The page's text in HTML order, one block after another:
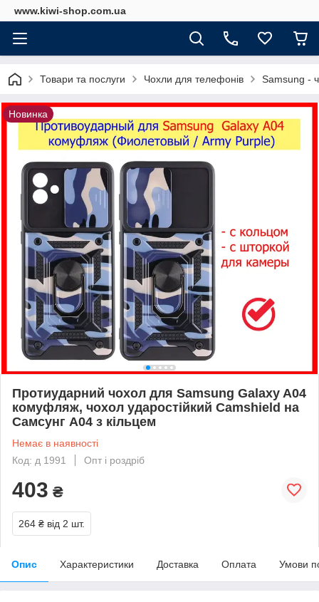
www.kiwi-shop.com.ua
Товари та послуги Чохли для телефонів Samsung -
Новинка
Протиударний чохол для Samsung Galaxy A04
комуфляж, чохол ударостійкий Camshield на
Самсунг А04 з кільцем
Немає в наявності
Код: д 1991
Опт і роздріб
403 ₴
264 ₴ від 2 шт.
Опис Характеристики Доставка Оплата Умови